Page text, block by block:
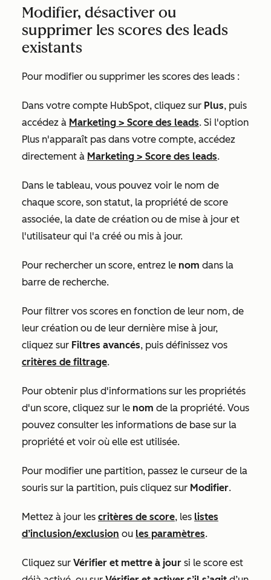
Modifier, désactiver ou
supprimer les scores des leads
existants
Pour modifier ou supprimer les scores des leads :
Dans votre compte HubSpot, cliquez sur Plus, puis
accédez à Marketing > Score des leads. Si l'option
Plus n'apparaît pas dans votre compte, accédez
directement à Marketing > Score des leads.
Dans le tableau, vous pouvez voir le nom de
chaque score, son statut, la propriété de score
associée, la date de création ou de mise à jour et
l'utilisateur qui l'a créé ou mis à jour.
Pour rechercher un score, entrez le nom dans la
barre de recherche.
Pour filtrer vos scores en fonction de leur nom, de
leur création ou de leur dernière mise à jour,
cliquez sur Filtres avancés, puis définissez vos
critères de filtrage.
Pour obtenir plus d'informations sur les propriétés
d'un score, cliquez sur le nom de la propriété. Vous
pouvez consulter les informations de base sur la
propriété et voir où elle est utilisée.
Pour modifier une partition, passez le curseur de la
souris sur la partition, puis cliquez sur Modifier.
Mettez à jour les critères de score, les listes
d’inclusion/exclusion ou les paramètres.
Cliquez sur Vérifier et mettre à jour si le score est